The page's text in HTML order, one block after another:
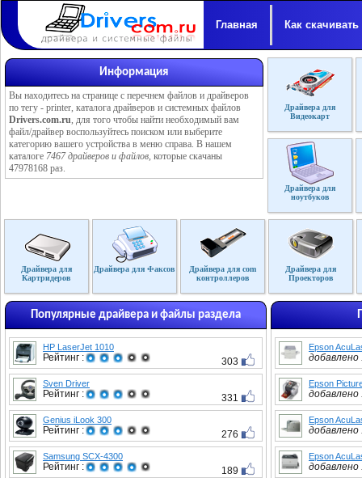
Главная Как скачивать
Информация
Вы находитесь на странице с перечнем файлов и драйверов
по тегу - printer, каталога драйверов и системных файлов
Drivers.com.ru, для того чтобы найти необходимый вам
файл/драйвер воспользуйтесь поиском или выберите
категорию вашего устройства в меню справа. В нашем
каталоге 7467 драйверов и файлов, которые скачаны
47978168 раз.
Драйвера для
Видеокарт
Драйвера для
ноутбуков
Драйвера для
Картридеров
Драйвера для Факсов
Драйвера для com
контроллеров
Драйвера для
Проекторов
Популярные драйвера и файлы раздела
HP LaserJet 1010
Рейтинг : 303
Sven Driver
Рейтинг : 331
Genius iLook 300
Рейтинг : 276
Samsung SCX-4300
Рейтинг : 189
Epson
добавлено
Epson
добавлено
Epson
добавлено
Epson
добавлено